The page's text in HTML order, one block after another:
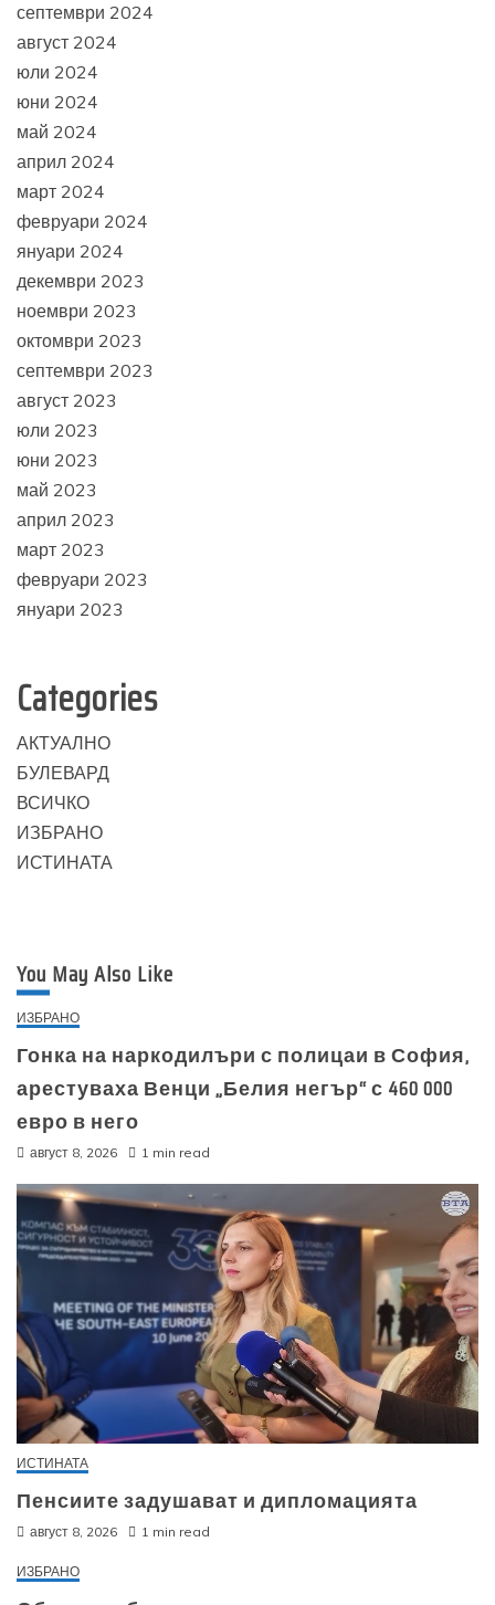
септември 2024
август 2024
юли 2024
юни 2024
май 2024
април 2024
март 2024
февруари 2024
януари 2024
декември 2023
ноември 2023
октомври 2023
септември 2023
август 2023
юли 2023
юни 2023
май 2023
април 2023
март 2023
февруари 2023
януари 2023
Categories
АКТУАЛНО
БУЛЕВАРД
ВСИЧКО
ИЗБРАНО
ИСТИНАТА
You May Also Like
ИЗБРАНО
Гонка на наркодилъри с полицаи в София,
арестуваха Венци „Белия негър“ с 460 000
евро в него
август 8, 2026 1 min read
ИСТИНАТА
Пенсиите задушават и дипломацията
август 8, 2026 1 min read
ИЗБРАНО